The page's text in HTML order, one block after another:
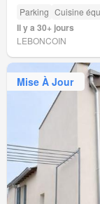
Parking Cuisine
Il y a 30+ jours
LEBONCOIN
Mise À Jour